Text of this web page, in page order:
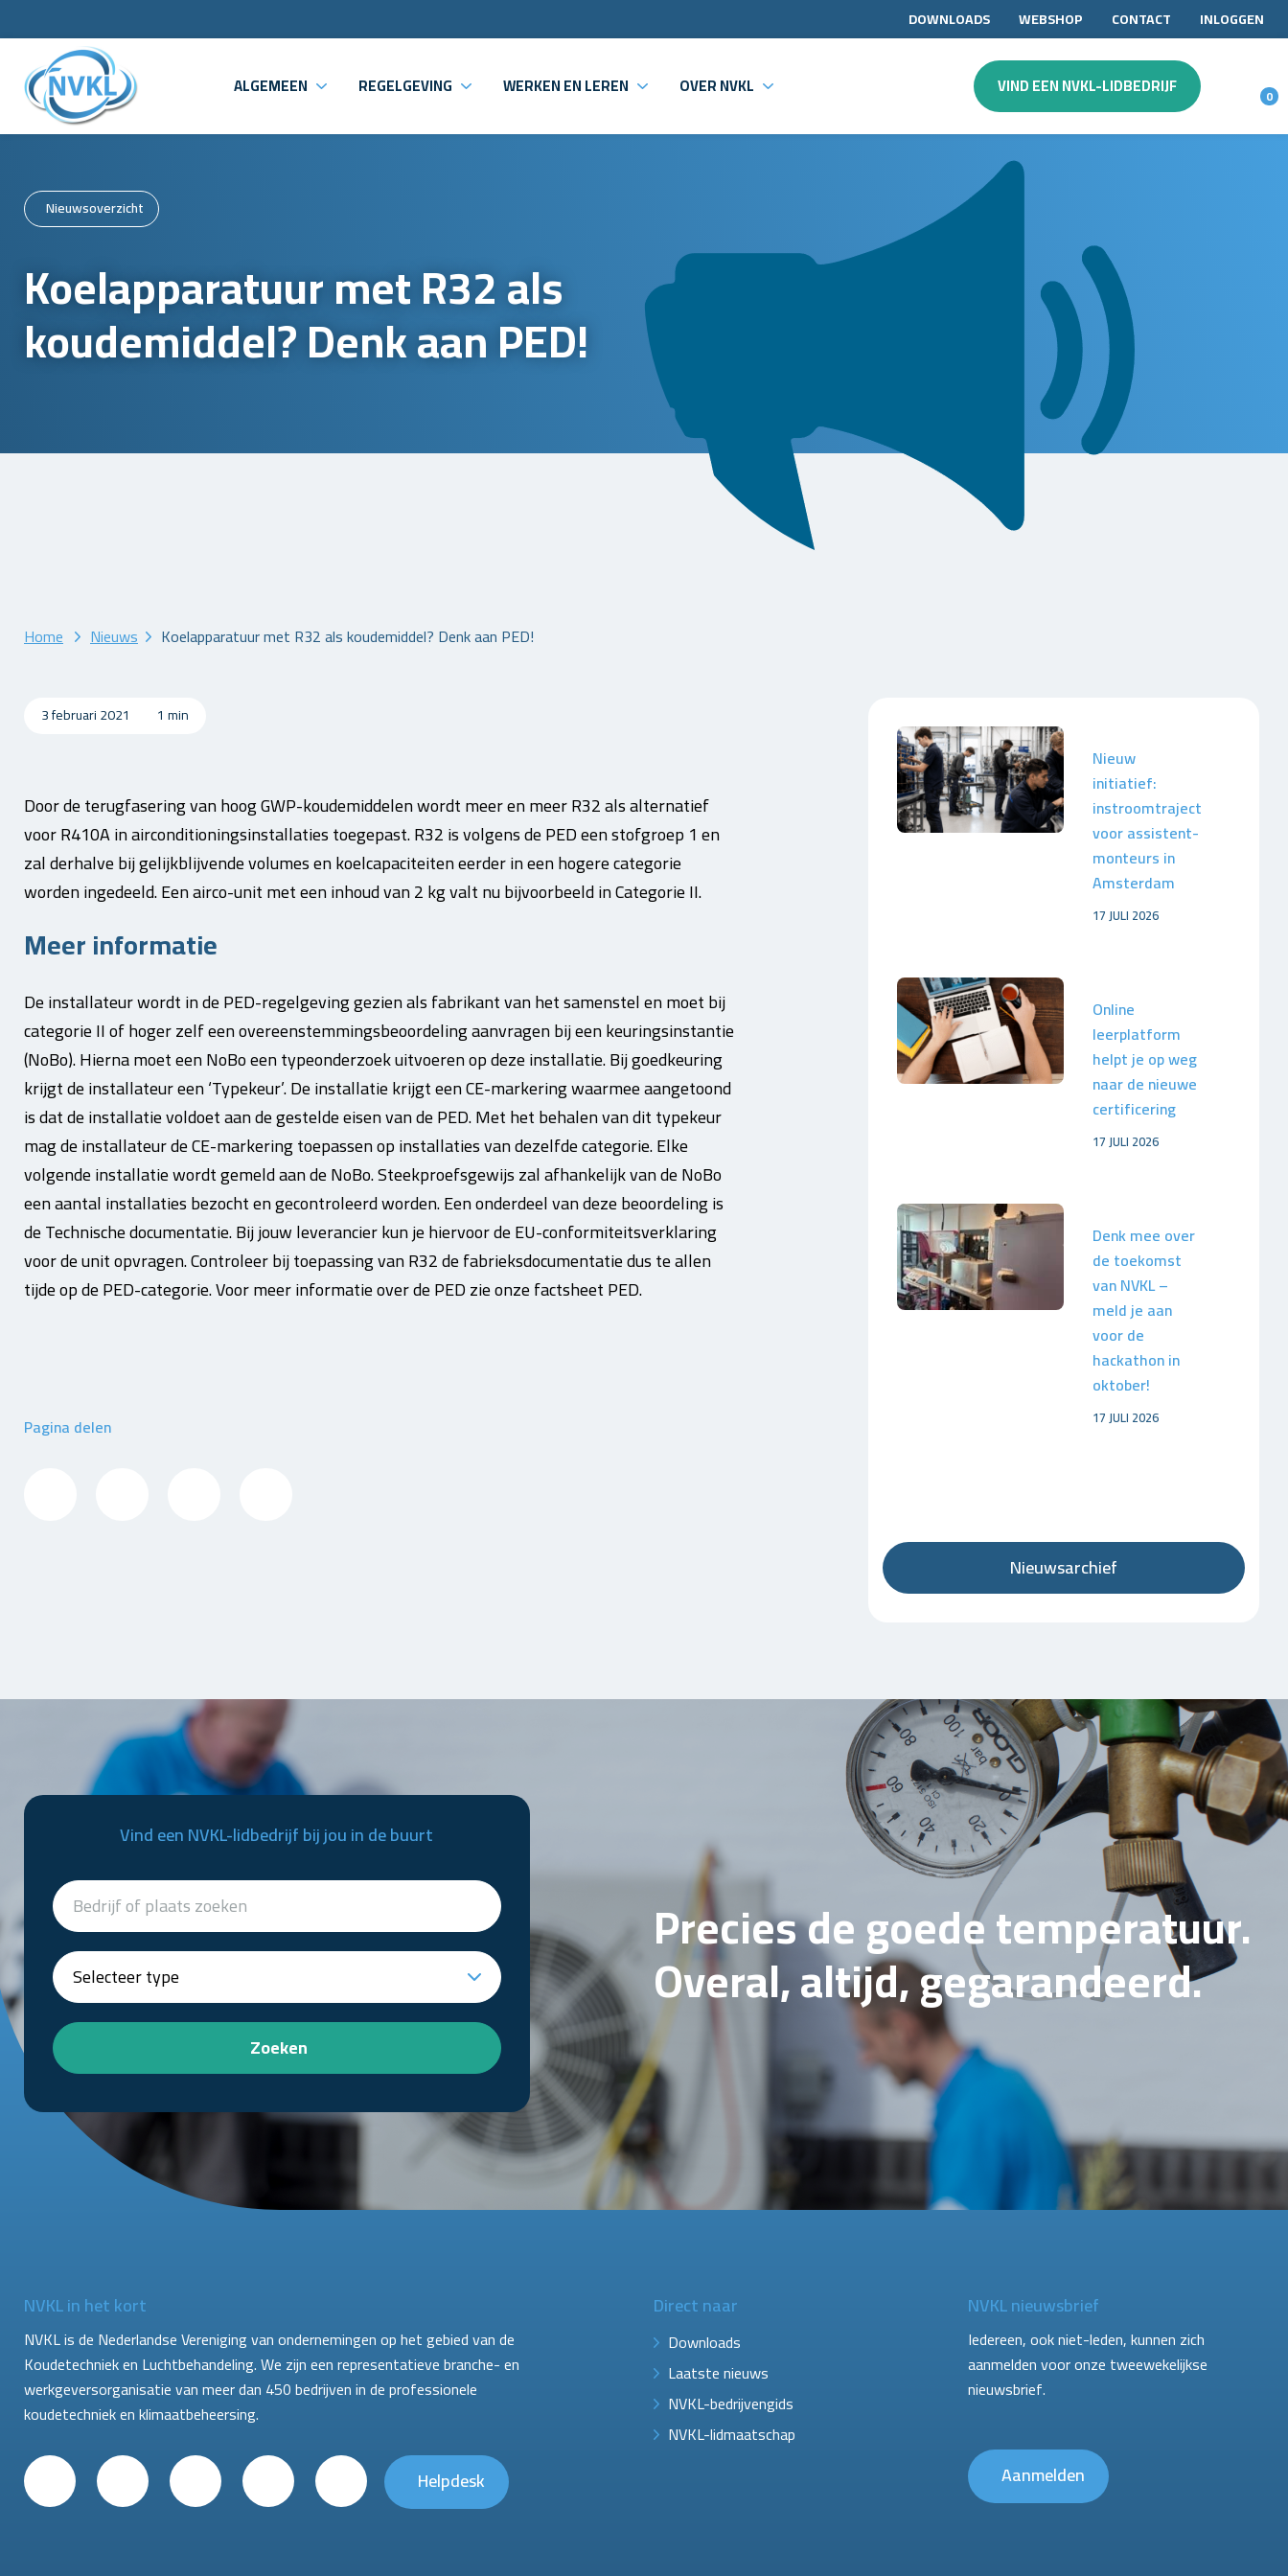
DOWNLOADS WEBSHOP CONTACT INLOGGEN
ALGEMEEN REGELGEVING WERKEN EN LEREN OVER NVKL VIND EEN NVKL-LIDBEDRIJF 0
Nieuwsoverzicht
Koelapparatuur met R32 als
koudemiddel? Denk aan PED!
Home Nieuws Koelapparatuur met R32 als koudemiddel? Denk aan PED!
3 februari 2021 1 min
Door de terugfasering van hoog GWP-koudemiddelen wordt meer en meer R32 als alternatief
voor R410A in airconditioningsinstallaties toegepast. R32 is volgens de PED een stofgroep 1 en
zal derhalve bij gelijkblijvende volumes en koelcapaciteiten eerder in een hogere categorie
worden ingedeeld. Een airco-unit met een inhoud van 2 kg valt nu bijvoorbeeld in Categorie II.
Meer informatie
De installateur wordt in de PED-regelgeving gezien als fabrikant van het samenstel en moet bij
categorie II of hoger zelf een overeenstemmingsbeoordeling aanvragen bij een keuringsinstantie
(NoBo). Hierna moet een NoBo een typeonderzoek uitvoeren op deze installatie. Bij goedkeuring
krijgt de installateur een ‘Typekeur’. De installatie krijgt een CE-markering waarmee aangetoond
is dat de installatie voldoet aan de gestelde eisen van de PED. Met het behalen van dit typekeur
mag de installateur de CE-markering toepassen op installaties van dezelfde categorie. Elke
volgende installatie wordt gemeld aan de NoBo. Steekproefsgewijs zal afhankelijk van de NoBo
een aantal installaties bezocht en gecontroleerd worden. Een onderdeel van deze beoordeling is
de Technische documentatie. Bij jouw leverancier kun je hiervoor de EU-conformiteitsverklaring
voor de unit opvragen. Controleer bij toepassing van R32 de fabrieksdocumentatie dus te allen
tijde op de PED-categorie. Voor meer informatie over de PED zie onze factsheet PED.
Pagina delen
Nieuw
initiatief:
instroomtraject
voor assistent-
monteurs in
Amsterdam
17 JULI 2026
Online
leerplatform
helpt je op weg
naar de nieuwe
certificering
17 JULI 2026
Denk mee over
de toekomst
van NVKL –
meld je aan
voor de
hackathon in
oktober!
17 JULI 2026
Nieuwsarchief
Vind een NVKL-lidbedrijf bij jou in de buurt
Zoeken
Precies de goede temperatuur.
Overal, altijd, gegarandeerd.
NVKL in het kort
NVKL is de Nederlandse Vereniging van ondernemingen op het gebied van de
Koudetechniek en Luchtbehandeling. We zijn een representatieve branche- en
werkgeversorganisatie van meer dan 450 bedrijven in de professionele
koudetechniek en klimaatbeheersing.
Helpdesk
Direct naar
Downloads
Laatste nieuws
NVKL-bedrijvengids
NVKL-lidmaatschap
NVKL nieuwsbrief
Iedereen, ook niet-leden, kunnen zich
aanmelden voor onze tweewekelijkse
nieuwsbrief.
Aanmelden